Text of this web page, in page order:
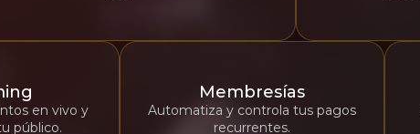
en vivo y
público.
Membresías
Automatiza y controla tus pagos
recurrentes.